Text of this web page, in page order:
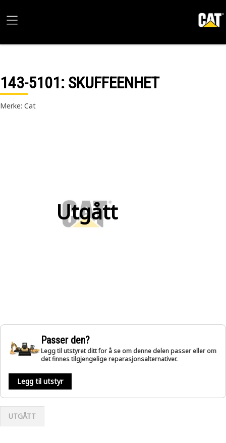
143-5101: SKUFFEENHET
Merke: Cat
Utgått
Passer den?
Legg til utstyret ditt for å se om denne delen passer eller om
det finnes tilgjengelige reparasjonsalternativer.
Legg til utstyr
UTGÅTT